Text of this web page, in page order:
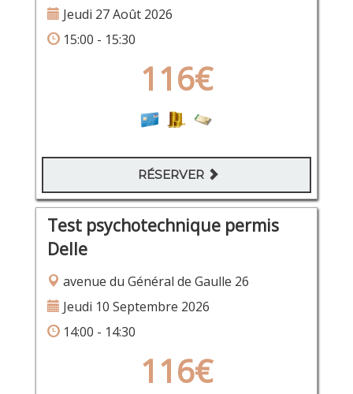
Jeudi 27 Août 2026
15:00 - 15:30
116€
RÉSERVER
Test psychotechnique permis
Delle
avenue du Général de Gaulle 26
Jeudi 10 Septembre 2026
14:00 - 14:30
116€